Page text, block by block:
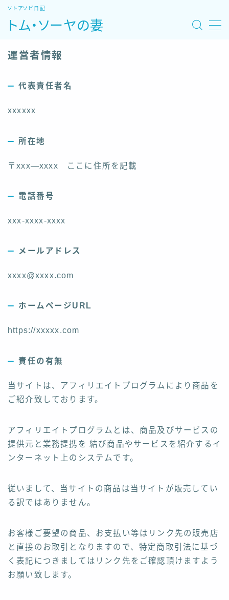
トム・ソーヤの妻
ソトアソビ日記
運営者情報
代表責任者名
xxxxxx
所在地
〒xxx―xxxx ここに住所を記載
電話番号
xxx-xxxx-xxxx
メールアドレス
xxxx@xxxx.com
ホームページURL
https://xxxxx.com
責任の有無
当サイトは、アフィリエイトプログラムにより商品を
ご紹介致しております。
アフィリエイトプログラムとは、商品及びサービスの
提供元と業務提携を 結び商品やサービスを紹介するイ
ンターネット上のシステムです。
従いまして、当サイトの商品は当サイトが販売してい
る訳ではありません。
お客様ご要望の商品、お支払い等はリンク先の販売店
と直接のお取引となりますので、特定商取引法に基づ
く表記につきましてはリンク先をご確認頂けますよう
お願い致します。